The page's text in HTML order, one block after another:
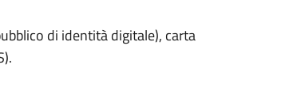
di identità digitale), carta